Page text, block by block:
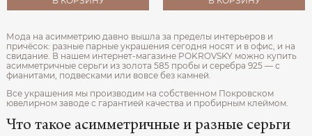
Мода на асимметрию давно вышла за пределы интерьеров и
причёсок: разные парные украшения сегодня носят и в офис, и на
свидание. В нашем интернет-магазине POKROVSKY можно купить
асимметричные серьги из золота 585 пробы и серебра 925 — с
фианитами, подвесками или вовсе без камней.
Все украшения мы производим на собственном Покровском
ювелирном заводе с гарантией качества и пробирным клеймом.
Что такое асимметричные и разные серьги